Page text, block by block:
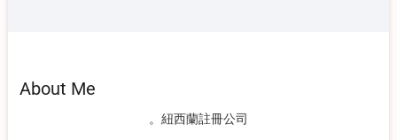
About Me
。紐西蘭註冊公司